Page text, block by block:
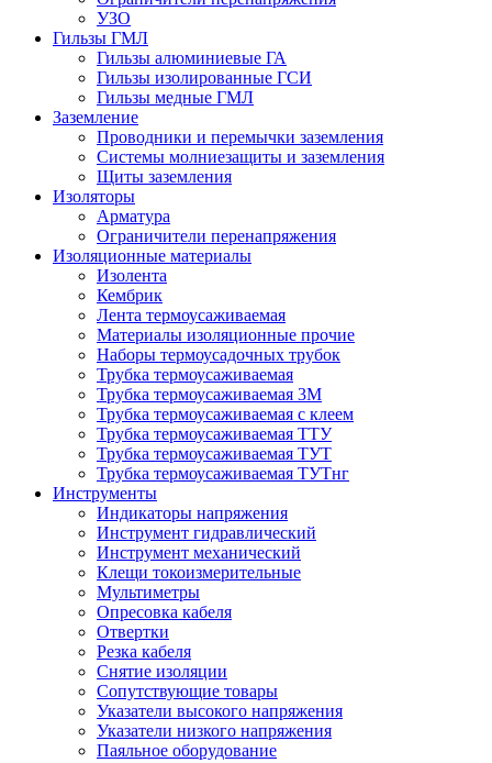
УЗО
Гильзы ГМЛ
Гильзы алюминиевые ГА
Гильзы изолированные ГСИ
Гильзы медные ГМЛ
Заземление
Проводники и перемычки заземления
Системы молниезащиты и заземления
Щиты заземления
Изоляторы
Арматура
Ограничители перенапряжения
Изоляционные материалы
Изолента
Кембрик
Лента термоусаживаемая
Материалы изоляционные прочие
Наборы термоусадочных трубок
Трубка термоусаживаемая
Трубка термоусаживаемая 3М
Трубка термоусаживаемая с клеем
Трубка термоусаживаемая ТТУ
Трубка термоусаживаемая ТУТ
Трубка термоусаживаемая ТУТнг
Инструменты
Индикаторы напряжения
Инструмент гидравлический
Инструмент механический
Клещи токоизмерительные
Мультиметры
Опресовка кабеля
Отвертки
Резка кабеля
Снятие изоляции
Сопутствующие товары
Указатели высокого напряжения
Указатели низкого напряжения
Паяльное оборудование